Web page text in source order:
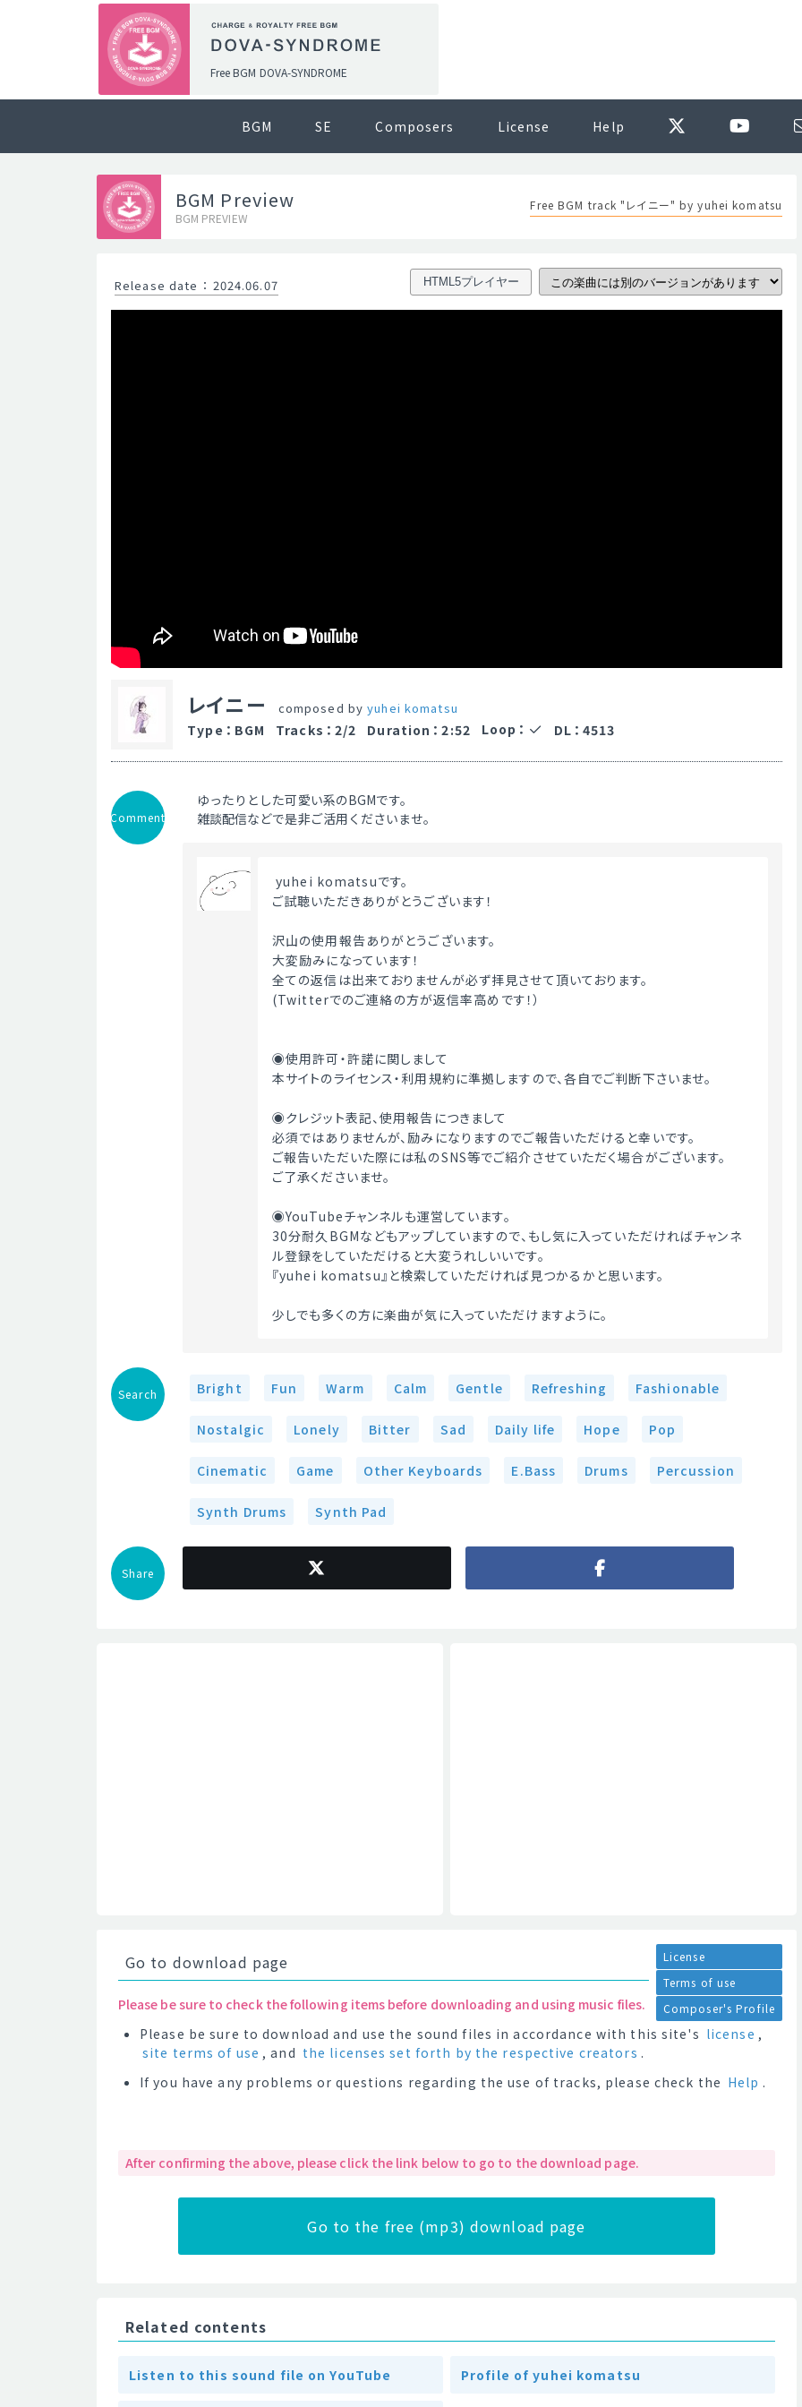
Free BGM DOVA-SYNDROME
BGM SE Composers License Help
BGM Preview
BGM PREVIEW
Free BGM track "レイニー" by yuhei komatsu
Release date ： 2024.06.07 HTML5プレイヤー
レイニー composed byyuhei komatsu
Type ： BGM Tracks ： 2/2 Duration ： 2:52 Loop ： DL ： 4513
Comment
ゆったりとした可愛い系のBGMです。
雑談配信などで是非ご活用くださいませ。
yuhei komatsuです。
ご試聴いただきありがとうございます！
沢山の使用報告ありがとうございます。
大変励みになっています！
全ての返信は出来ておりませんが必ず拝見させて頂いております。
(Twitterでのご連絡の方が返信率高めです！）
◉使用許可・許諾に関しまして
本サイトのライセンス・利用規約に準拠しますので、各自でご判断下さいませ。
◉クレジット表記、使用報告につきまして
必須ではありませんが、励みになりますのでご報告いただけると幸いです。
ご報告いただいた際には私のSNS等でご紹介させていただく場合がございます。
ご了承くださいませ。
◉YouTubeチャンネルも運営しています。
30分耐久BGMなどもアップしていますので、もし気に入っていただければチャンネ
ル登録をしていただけると大変うれしいいです。
『yuhei komatsu』と検索していただければ見つかるかと思います。
少しでも多くの方に楽曲が気に入っていただけますように。
Search Bright Fun Warm Calm Gentle Refreshing Fashionable
Nostalgic Lonely Bitter Sad Daily life Hope Pop
Cinematic Game Other Keyboards E.Bass Drums Percussion
Synth Drums Synth Pad
Share
Go to download page
License
Terms of use
Composer's Profile
Please be sure to check the following items before downloading and using music files.
Please be sure to download and use the sound files in accordance with this site's license ,
site terms of use , and the licenses set forth by the respective creators .
If you have any problems or questions regarding the use of tracks, please check the Help .
After confirming the above, please click the link below to go to the download page.
Go to the free (mp3) download page
Related contents
Listen to this sound file on YouTube Profile of yuhei komatsu